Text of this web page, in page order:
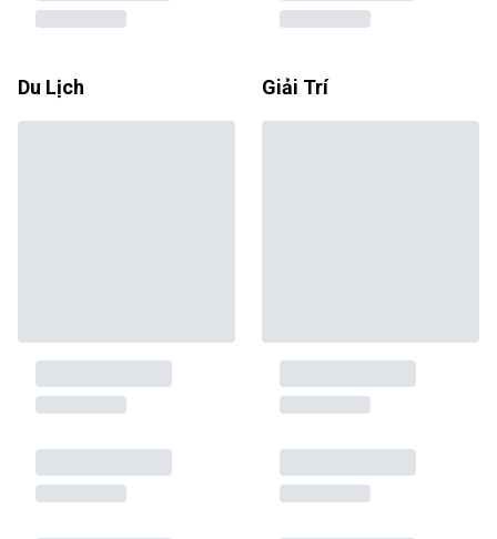
Du Lịch Giải Trí